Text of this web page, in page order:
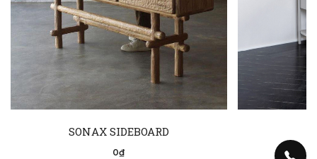
SONAX SIDEBOARD
0₫